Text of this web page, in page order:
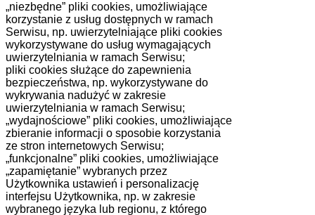
„niezbędne” pliki cookies, umożliwiające
korzystanie z usług dostępnych w ramach
Serwisu, np. uwierzytelniające pliki cookies
wykorzystywane do usług wymagających
uwierzytelniania w ramach Serwisu;
pliki cookies służące do zapewnienia
bezpieczeństwa, np. wykorzystywane do
wykrywania nadużyć w zakresie
uwierzytelniania w ramach Serwisu;
„wydajnościowe” pliki cookies, umożliwiające
zbieranie informacji o sposobie korzystania
ze stron internetowych Serwisu;
„funkcjonalne” pliki cookies, umożliwiające
„zapamiętanie” wybranych przez
Użytkownika ustawień i personalizację
interfejsu Użytkownika, np. w zakresie
wybranego języka lub regionu, z którego